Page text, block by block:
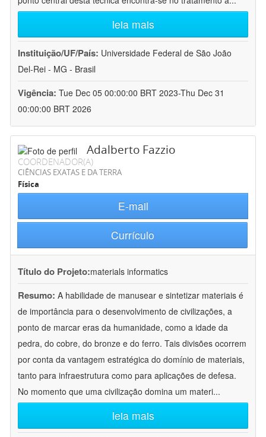
leia mais
Instituição/UF/País: Universidade Federal de São João
Del-Rei - MG - Brasil
Vigência: Tue Dec 05 00:00:00 BRT 2023-Thu Dec 31
00:00:00 BRT 2026
Adalberto Fazzio
COORDENADOR(A)
CIÊNCIAS EXATAS E DA TERRA
Física
E-mail
Currículo
Título do Projeto:materials informatics
Resumo: A habilidade de manusear e sintetizar materiais é
de importância para o desenvolvimento de civilizações, a
ponto de marcar eras da humanidade, como a idade da
pedra, do cobre, do bronze e do ferro. Tais divisões ocorrem
por conta da vantagem estratégica do domínio de materiais,
tanto para infraestrutura como para aplicações de defesa.
No momento que uma civilização domina um materi...
leia mais